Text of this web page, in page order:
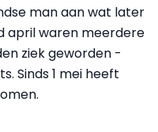
man aan wat later
april waren meerdere
ziek geworden -
Sinds 1 mei heeft